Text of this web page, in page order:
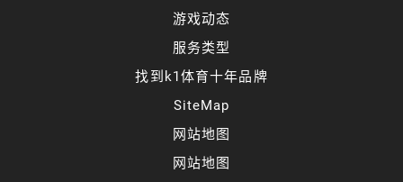
游戏动态
服务类型
找到k1体育十年品牌
SiteMap
网站地图
网站地图